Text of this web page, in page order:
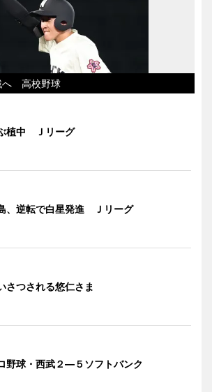
へ 高校野球
植中 Ｊリーグ
、逆転で白星発進 Ｊリーグ
さつされる悠仁さま
野球・西武２―５ソフトバンク